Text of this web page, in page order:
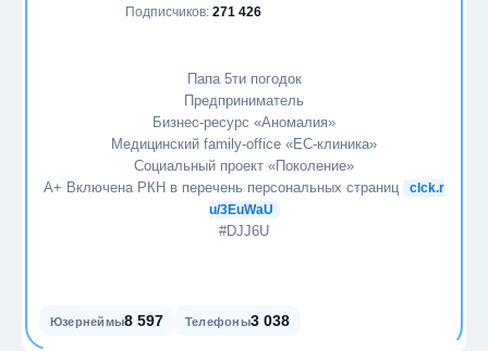
Подписчиков: 271 426
Папа 5ти погодок
Предприниматель
Бизнес-ресурс «Аномалия»
Медицинский family-office «ЕС-клиника»
Социальный проект «Поколение»
А+ Включена РКН в перечень персональных страниц
clck.r
u/3EuWaU
#DJJ6U
Юзернеймы8 597 Телефоны3 038